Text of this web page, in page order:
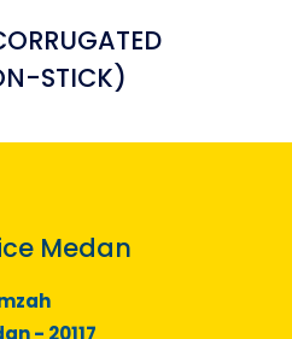
STICK)
Medan
- 20117